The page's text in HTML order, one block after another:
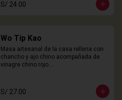
S/ 24.00
Wo Tip Kao
Masa artesanal de la casa rellena con
chancho y ajo chino acompañada de
vinagre chino rojo.
S/ 27.00